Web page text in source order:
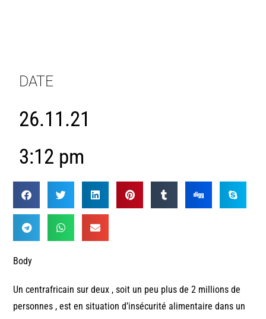
DATE
26.11.21
3:12 pm
Body
Un centrafricain sur deux , soit un peu plus de 2 millions de
personnes , est en situation d’insécurité alimentaire dans un